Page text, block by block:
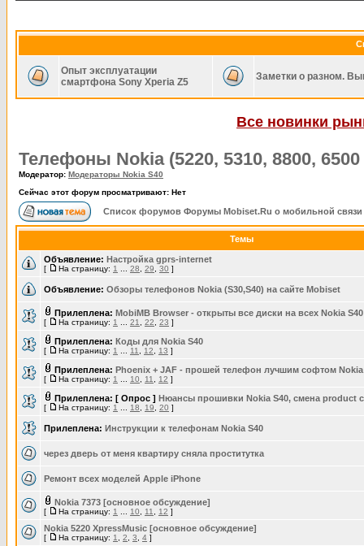
Опыт эксплуатации
смартфона Sony Xperia Z5
Заметки о разном.
Все новинки
Телефоны Nokia (5220, 5310, 8800, 6500
Модератор: Модераторы Nokia S40
Сейчас этот форум просматривают: Нет
Список форумов Форумы Mobiset.Ru о мобильной связи
Темы
Объявление: Настройка gprs-internet
[ На страницу: 1 28 29 30 ]
Объявление: Обзоры телефонов Nokia (S30,S40) на сайте Mobiset
Прилеплена: MobiMB Browser - открыты все диски на всех Nokia S40
[ На страницу: 1 21 22 23 ]
Прилеплена: Коды для Nokia S40
[ На страницу: 1 11 12 13 ]
Прилеплена: Phoenix + JAF - прошей телефон лучшим софтом
[ На страницу: 1 10 11 12 ]
Прилеплена: [ Опрос ] Нюансы прошивки Nokia S40, смена product
[ На страницу: 1 18 19 20 ]
Прилеплена: Инструкции к телефонам Nokia S40
через дверь от меня квартиру сняла проститутка
Ремонт всех моделей Apple iPhone
Nokia 7373 [основное обсуждение]
[ На страницу: 1 10 11 12 ]
Nokia 5220 XpressMusic [основное обсуждение]
[ На страницу: 1 2 3 4 ]